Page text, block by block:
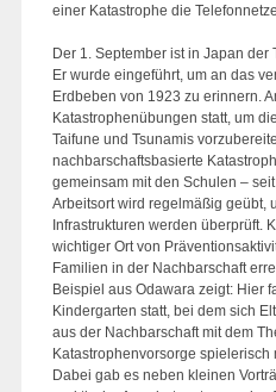
einer Katastrophe die
Der 1. September ist in Japan
Er wurde eingeführt, um an das
Erdbeben von 1923 zu erinnern.
Katastrophenübungen statt, um
Taifune und Tsunamis
nachbarschaftsbasierte
gemeinsam mit den Schulen –
Arbeitsort wird regelmäßig geübt,
Infrastrukturen werden überprüft.
wichtiger Ort von
Familien in der Nachbarschaft
Beispiel aus Odawara zeigt: Hier
Kindergarten statt, bei dem sich
aus der Nachbarschaft mit dem
Katastrophenvorsorge spielerisch
Dabei gab es neben kleinen